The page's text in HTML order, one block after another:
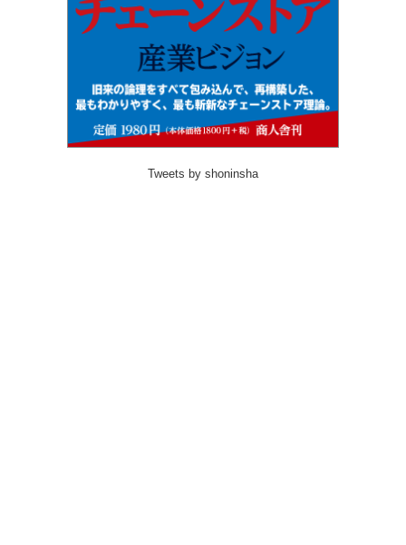
Tweets by shoninsha